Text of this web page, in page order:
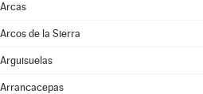
Arcas
Arcos de la Sierra
Arguisuelas
Arrancacepas